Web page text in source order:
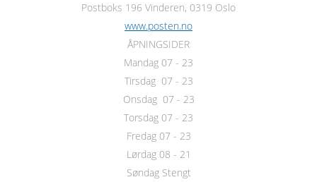
Postboks 196 Vinderen, 0319 Oslo
www.posten.no
ÅPNINGSIDER
Mandag 07 - 23
Tirsdag 07 - 23
Onsdag 07 - 23
Torsdag 07 - 23
Fredag 07 - 23
Lørdag 08 - 21
Søndag Stengt